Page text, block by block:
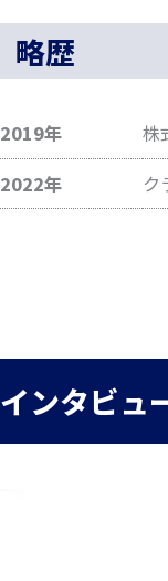
略歴
2019年
株
2022年
ク
インタビュ